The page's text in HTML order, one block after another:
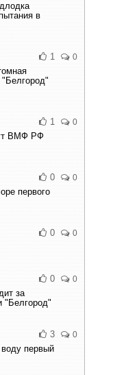
в
"Белгород"
1 0
ВМФ РФ
1 0
первого
0 0
0 0
за
"Белгород"
0 0
первый
3 0